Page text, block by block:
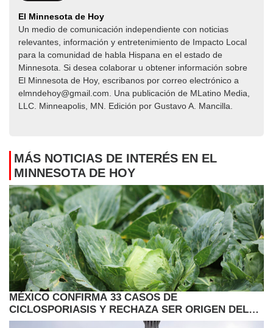
El Minnesota de Hoy
Un medio de comunicación independiente con noticias
relevantes, información y entretenimiento de Impacto Local​​
para la comunidad de habla Hispana en el estado de
Minnesota. Si desea colaborar u obtener información sobre
El Minnesota de Hoy, escribanos por correo electrónico a
elmndehoy@gmail.com. Una publicación de MLatino Media,
LLC. Minneapolis, MN. Edición por Gustavo A. Mancilla.
MÁS NOTICIAS DE INTERÉS EN EL
MINNESOTA DE HOY
MÉXICO CONFIRMA 33 CASOS DE
CICLOSPORIASIS Y RECHAZA SER ORIGEN DEL
BROTE EN EE.UU.